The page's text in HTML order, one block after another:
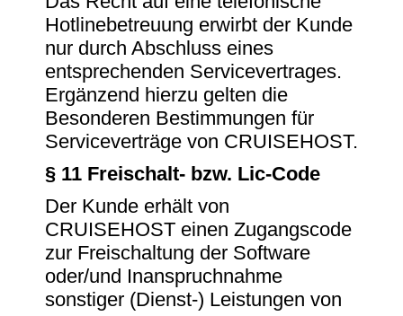
Hotlinebetreuung erwirbt der Kunde
nur durch Abschluss eines
entsprechenden Servicevertrages.
Ergänzend hierzu gelten die
Besonderen Bestimmungen für
Serviceverträge von CRUISEHOST.
§ 11 Freischalt- bzw. Lic-Code
Der Kunde erhält von
CRUISEHOST einen Zugangscode
zur Freischaltung der Software
oder/und Inanspruchnahme
sonstiger (Dienst-) Leistungen von